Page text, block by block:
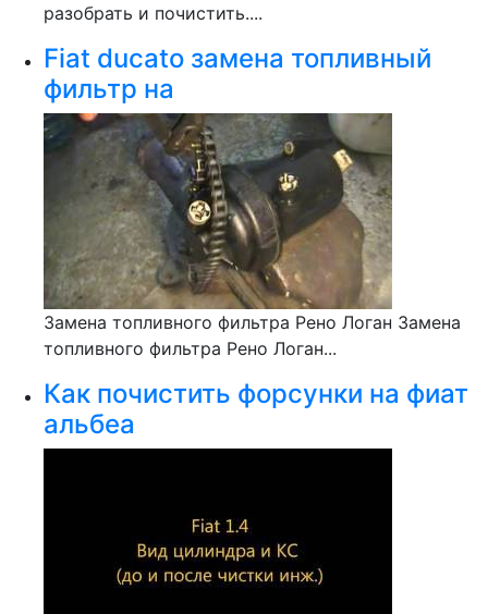
разобрать и почистить....
Fiat ducato замена топливный
фильтр на
Замена топливного фильтра Рено Логан Замена
топливного фильтра Рено Логан...
Как почистить форсунки на фиат
альбеа